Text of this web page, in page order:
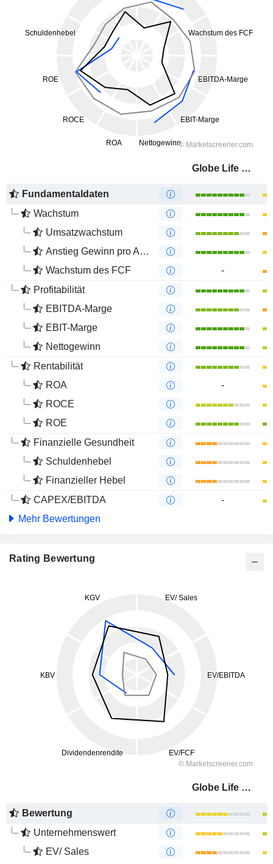
Globe Life Inc.
Fundamentaldaten
Wachstum
Umsatzwachstum
Anstieg Gewinn pro Aktie
Wachstum des FCF
-
Profitabilität
EBITDA-Marge
EBIT-Marge
Nettogewinn
Rentabilität
ROA
-
ROCE
ROE
Finanzielle Gesundheit
Schuldenhebel
Finanzieller Hebel
CAPEX/EBITDA
-
Mehr Bewertungen
Rating Bewertung
Globe Life Inc.
Bewertung
Unternehmenswert
EV/ Sales